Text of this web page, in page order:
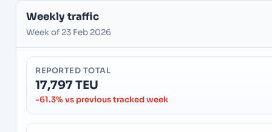
Weekly traffic
Week of 23 Feb 2026
REPORTED TOTAL
17,797 TEU
-61.3% vs previous tracked week